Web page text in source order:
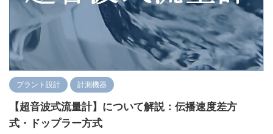
プラント設計 計測機器
【超音波式流量計】について解説：伝播速度差方
式・ドップラー方式